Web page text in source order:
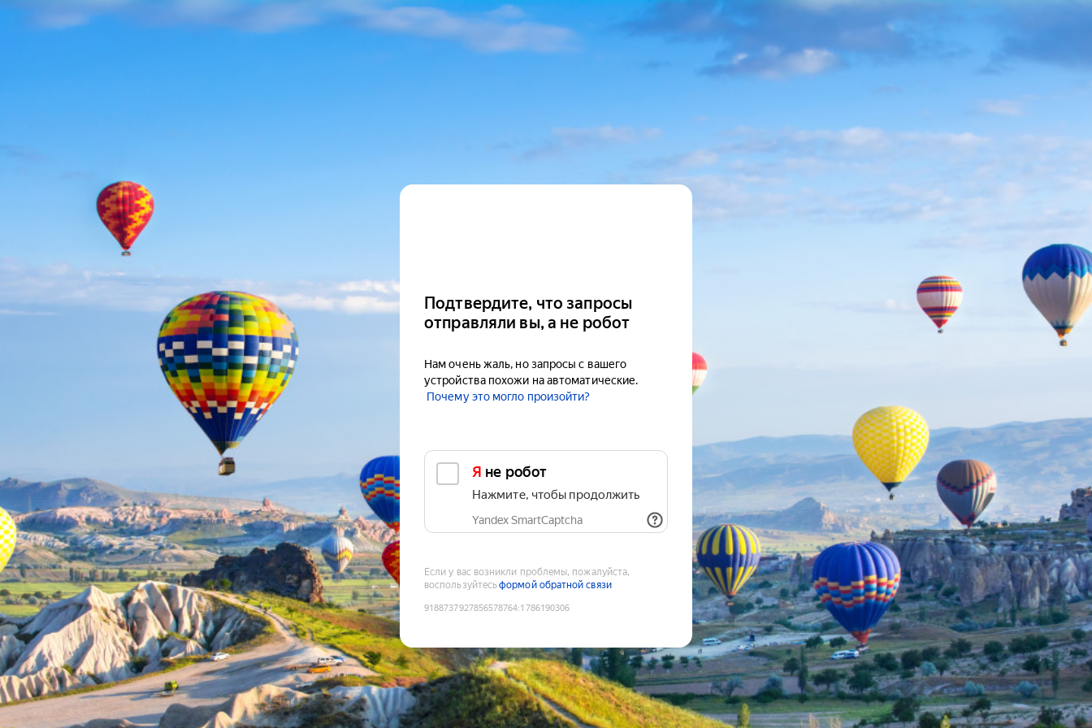
Подтвердите, что запросы
отправляли вы, а не робот
Нам очень жаль, но запросы с вашего
устройства похожи на автоматические.
Почему это могло произойти?
Я не робот
Нажмите, чтобы продолжить
Yandex SmartCaptcha
Если у вас возникли проблемы, пожалуйста,
воспользуйтесьформой обратной связи
9188737927856578764:1786190306